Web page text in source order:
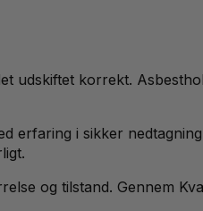
udskiftet korrekt.
erfaring i sikker
og tilstand. Gennem